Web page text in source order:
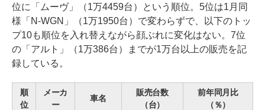
位に「ムーヴ」（1万4459台）という順位。5位は1月同
様「N-WGN」（1万1950台）で変わらずで、以下のトッ
プ10も順位を入れ替えながら顔ぶれに変化はない。7位
の「アルト」（1万386台）までが1万台以上の販売を記
録している。
順
位
メーカ
ー
車名
販売台数
（台）
前年同月比
（％）